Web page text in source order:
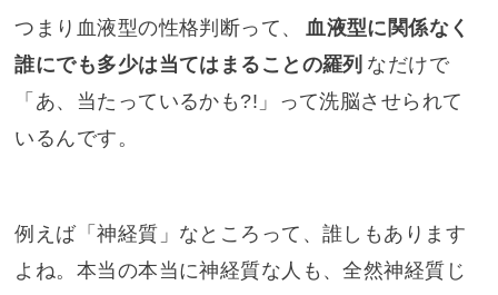
つまり血液型の性格判断って、
血液型に関係なく
誰にでも多少は当てはまることの羅列 なだけで
「あ、当たっているかも?!」って洗脳させられて
いるんです。
例えば「神経質」なところって、誰しもあります
よね。本当の本当に神経質な人も、全然神経質じ